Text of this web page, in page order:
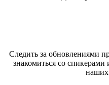
Следить за обновлениями
знакомиться со
наших